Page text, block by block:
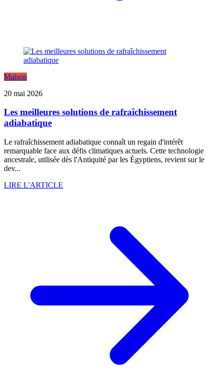
Maison
20 mai 2026
Les meilleures solutions de rafraîchissement
adiabatique
Le rafraîchissement adiabatique connaît un regain d'intérêt
remarquable face aux défis climatiques actuels. Cette technologie
ancestrale, utilisée dès l'Antiquité par les Égyptiens, revient sur le
dev...
LIRE L'ARTICLE